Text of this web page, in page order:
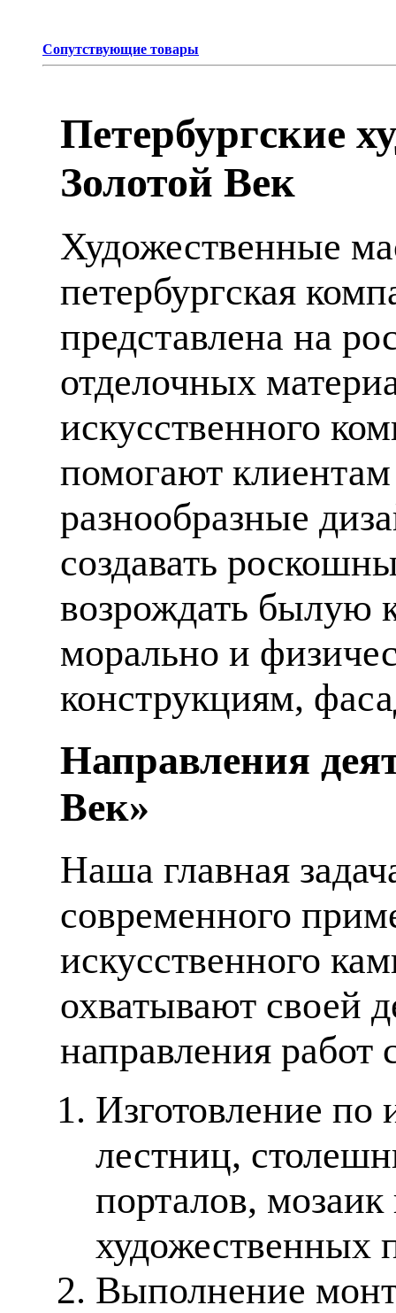
Сопутствующие товары
Петербургские
Золотой Век
Художественные
петербургская
представлена на
отделочных
искусственного
помогают
разнообразные
создавать
возрождать былую
морально и
конструкциям,
Направления
Век»
Наша главная
современного
искусственного
охватывают своей
направления работ
Изготовление по
лестниц,
порталов,
художественных
Выполнение